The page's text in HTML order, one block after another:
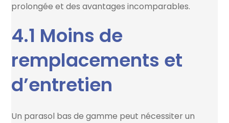
prolongée et des avantages incomparables.
4.1 Moins de
remplacements et
d’entretien
Un parasol bas de gamme peut nécessiter un